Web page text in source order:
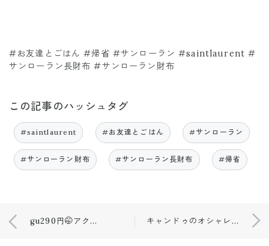
#お友達とごはん #帰省 #サンローラン #saintlaurent #
サンローラン長財布 #サンローラン財布
この記事のハッシュタグ
#saintlaurent #お友達とごはん #サンローラン
#サンローラン財布 #サンローラン長財布 #帰省
gu290円🤭アクセサリー購入💍 キャンドゥのオシャレフォトフレーム🖤🖤